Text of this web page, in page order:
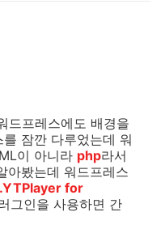
드프레스에도 배경을
잠깐 다루었는데 워
이 아니라 php라서
아봤는데 워드프레스
for
그인을 사용하면 간